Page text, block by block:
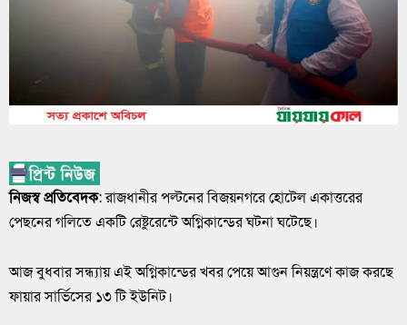
নিজস্ব প্রতিবেদক: রাজধানীর পল্টনের বিজয়নগরে হোটেল একাত্তরের
পেছনের গলিতে একটি রেষ্টুরেন্টে অগ্নিকান্ডের ঘটনা ঘটেছে।
আজ বুধবার সন্ধ্যায় এই অগ্নিকান্ডের খবর পেয়ে আগুন নিয়ন্ত্রণে কাজ করছে
ফায়ার সার্ভিসের ১৩ টি ইউনিট।